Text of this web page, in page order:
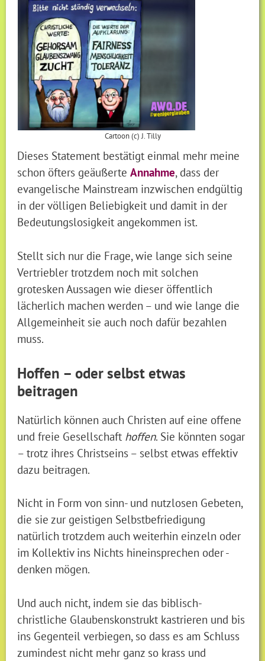
Cartoon (c) J. Tilly
Dieses Statement bestätigt einmal mehr meine
schon öfters geäußerteAnnahme, dass der
evangelische Mainstream inzwischen endgültig
in der völligen Beliebigkeit und damit in der
Bedeutungslosigkeit angekommen ist.
Stellt sich nur die Frage, wie lange sich seine
Vertriebler trotzdem noch mit solchen
grotesken Aussagen wie dieser öffentlich
lächerlich machen werden – und wie lange die
Allgemeinheit sie auch noch dafür bezahlen
muss.
Hoffen – oder selbst etwas
beitragen
Natürlich können auch Christen auf eine offene
und freie Gesellschaft hoffen. Sie könnten sogar
– trotz ihres Christseins – selbst etwas effektiv
dazu beitragen.
Nicht in Form von sinn- und nutzlosen Gebeten,
die sie zur geistigen Selbstbefriedigung
natürlich trotzdem auch weiterhin einzeln oder
im Kollektiv ins Nichts hineinsprechen oder -
denken mögen.
Und auch nicht, indem sie das biblisch-
christliche Glaubenskonstrukt kastrieren und bis
ins Gegenteil verbiegen, so dass es am Schluss
zumindest nicht mehr ganz so krass und